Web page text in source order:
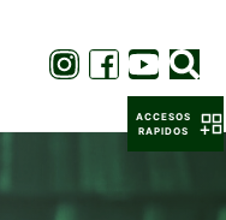
ACCESOS
RAPIDOS